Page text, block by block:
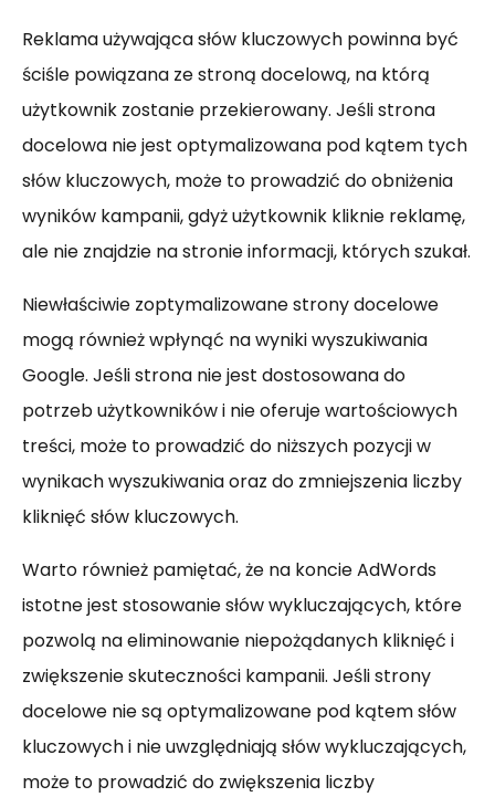
Reklama używająca słów kluczowych powinna być
ściśle powiązana ze stroną docelową, na którą
użytkownik zostanie przekierowany. Jeśli strona
docelowa nie jest optymalizowana pod kątem tych
słów kluczowych, może to prowadzić do obniżenia
wyników kampanii, gdyż użytkownik kliknie reklamę,
ale nie znajdzie na stronie informacji, których szukał.
Niewłaściwie zoptymalizowane strony docelowe
mogą również wpłynąć na wyniki wyszukiwania
Google. Jeśli strona nie jest dostosowana do
potrzeb użytkowników i nie oferuje wartościowych
treści, może to prowadzić do niższych pozycji w
wynikach wyszukiwania oraz do zmniejszenia liczby
kliknięć słów kluczowych.
Warto również pamiętać, że na koncie AdWords
istotne jest stosowanie słów wykluczających, które
pozwolą na eliminowanie niepożądanych kliknięć i
zwiększenie skuteczności kampanii. Jeśli strony
docelowe nie są optymalizowane pod kątem słów
kluczowych i nie uwzględniają słów wykluczających,
może to prowadzić do zwiększenia liczby